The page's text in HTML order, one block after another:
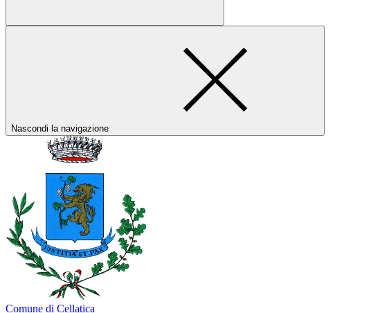
Nascondi la navigazione
Comune di Cellatica